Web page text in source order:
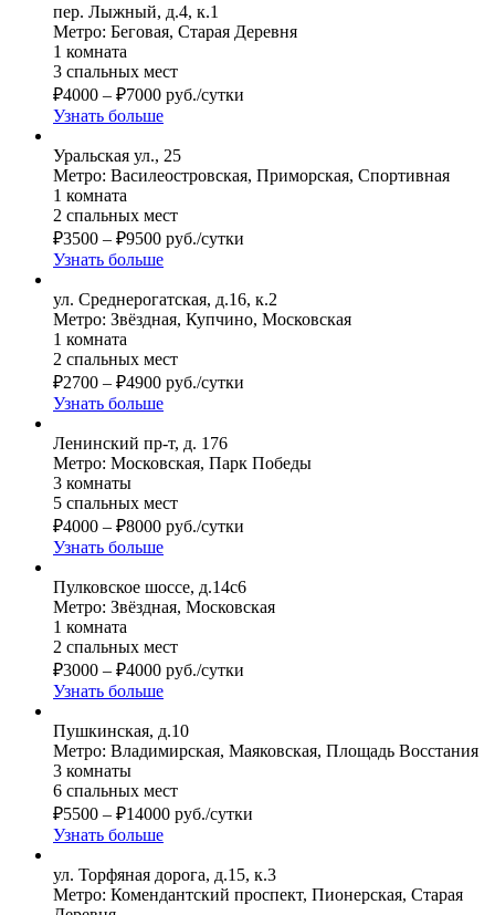
пер. Лыжный, д.4, к.1
Метро: Беговая, Старая Деревня
1 комната
3 спальных мест
₽4000 – ₽7000 руб./сутки
Узнать больше
Уральская ул., 25
Метро: Василеостровская, Приморская, Спортивная
1 комната
2 спальных мест
₽3500 – ₽9500 руб./сутки
Узнать больше
ул. Среднерогатская, д.16, к.2
Метро: Звёздная, Купчино, Московская
1 комната
2 спальных мест
₽2700 – ₽4900 руб./сутки
Узнать больше
Ленинский пр-т, д. 176
Метро: Московская, Парк Победы
3 комнаты
5 спальных мест
₽4000 – ₽8000 руб./сутки
Узнать больше
Пулковское шоссе, д.14с6
Метро: Звёздная, Московская
1 комната
2 спальных мест
₽3000 – ₽4000 руб./сутки
Узнать больше
Пушкинская, д.10
Метро: Владимирская, Маяковская, Площадь Восстания
3 комнаты
6 спальных мест
₽5500 – ₽14000 руб./сутки
Узнать больше
ул. Торфяная дорога, д.15, к.3
Метро: Комендантский проспект, Пионерская, Старая